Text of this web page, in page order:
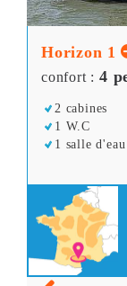
Horizon 1
confort : 4
2 cabines
1 W.C
1 salle d'eau